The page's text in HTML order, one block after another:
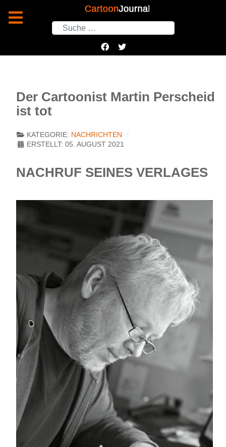
Suchen
Der Cartoonist Martin Perscheid
ist tot
KATEGORIE: NACHRICHTEN
ERSTELLT: 05. AUGUST 2021
NACHRUF SEINES VERLAGES